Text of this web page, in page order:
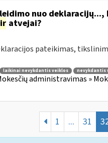
nuo deklaracijų...,
iratvejai?
pateikimas,
laikinai nevykdantis veiklos
nevykdantis
administravimas »
1 ... 31